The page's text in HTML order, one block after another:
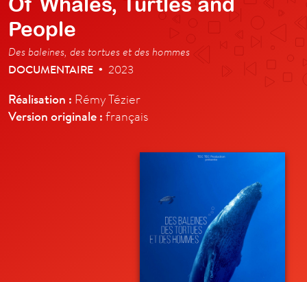
People
Des baleines, des tortues et des hommes
DOCUMENTAIRE • 2023
Réalisation : Rémy Tézier
Version originale : français